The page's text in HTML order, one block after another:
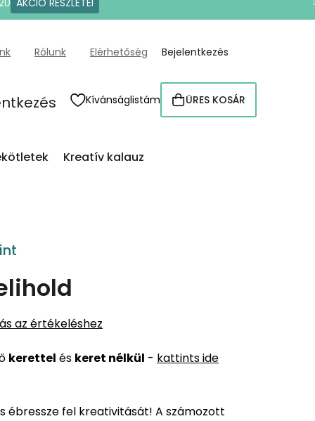
AKCIÓ RÉSZLETEI
Rólunk Elérhetőség Bejelentkezés
Kívánságlistám KOSÁR
ÜRES KOSÁR
Kreatív kalauz
az értékeléshez
kerettel és keret nélkül - kattints ide
ébressze fel kreativitását! A számozott